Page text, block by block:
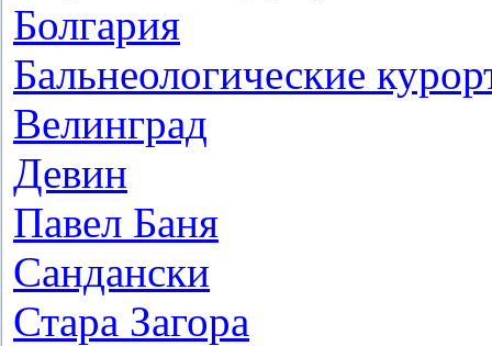
Болгария
Бальнеологические
Велинград
Девин
Павел Баня
Сандански
Стара Загора